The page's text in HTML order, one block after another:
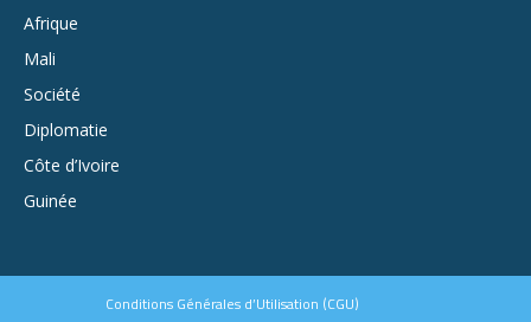
Afrique
Mali
Société
Diplomatie
Côte d’Ivoire
Guinée
Conditions Générales d’Utilisation (CGU)